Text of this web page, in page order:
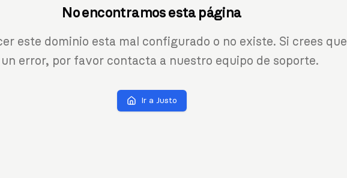
No encontramos esta página
este dominio esta mal configurado o no existe. Si crees que
un error, por favor contacta a nuestro equipo de soporte.
Ir a Justo